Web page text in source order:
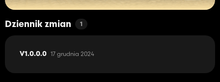
Dziennik zmian 1
V1.0.0.0 17 grudnia 2024